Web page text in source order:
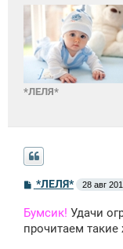
*ЛЕЛЯ*
С
б
щ
е
*ЛЕЛЯ* 28 авг
Бумсик! Удачи
прочитаем